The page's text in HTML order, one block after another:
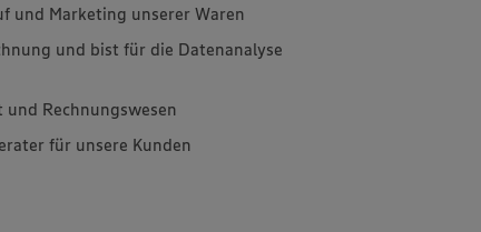
und Marketing unserer Waren
und bist für die Datenanalyse
Rechnungswesen
für unsere Kunden